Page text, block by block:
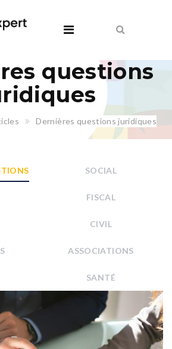
questions
Dernières questions juridiques
SOCIAL
FISCAL
CIVIL
ASSOCIATIONS
SANTÉ